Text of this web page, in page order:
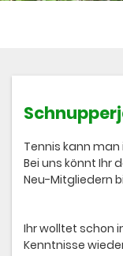
Tennis kann
Bei uns könnt Ihr
Neu-Mitgliedern
Ihr wolltet schon
Kenntnisse